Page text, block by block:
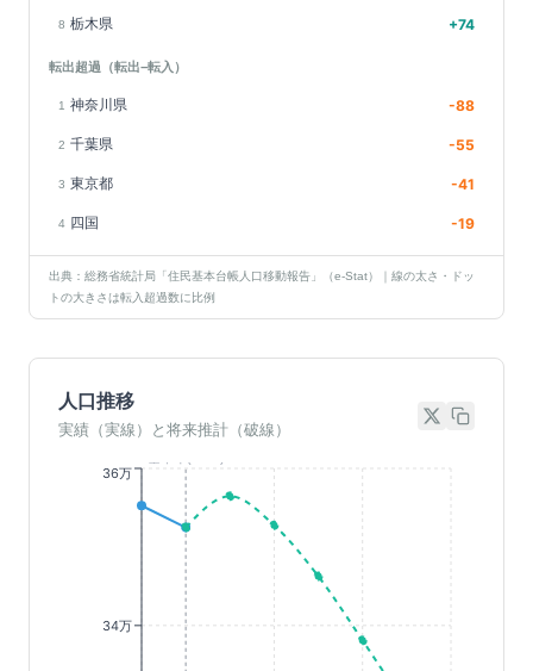
8 栃木県 +74
転出超過（転出−転入）
1 神奈川県 -88
2 千葉県 -55
3 東京都 -41
4 四国 -19
出典：総務省統計局「住民基本台帳人口移動報告」（e-Stat）｜線の太さ・ドッ
トの大きさは転入超過数に比例
人口推移
実績（実線）と将来推計（破線）
34万
36万